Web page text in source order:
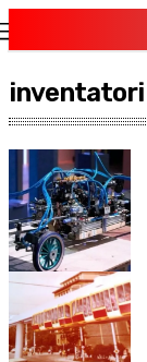
inventatori